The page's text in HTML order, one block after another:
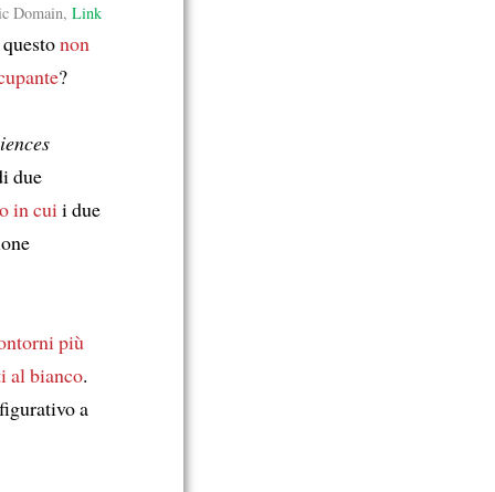
Domain, Link
non
?
due
in cui i due
più
al bianco.
a